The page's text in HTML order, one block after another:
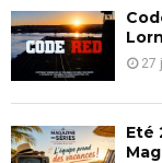
f
o
r
:
27
Eté